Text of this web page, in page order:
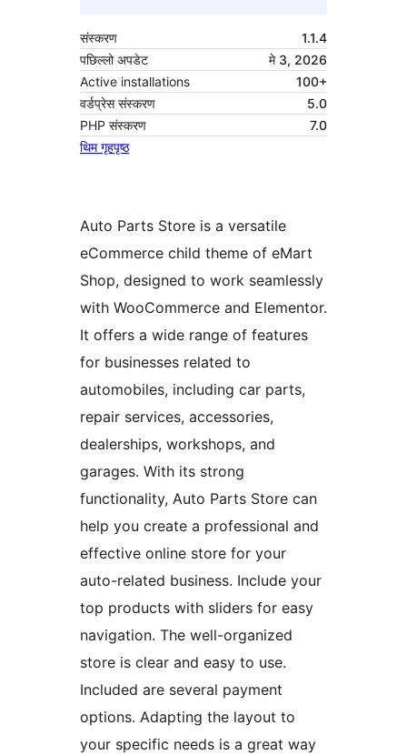
संस्करण
1.1.4
पछिल्लो अपडेट
मे 3, 2026
Active installations
100+
वर्डप्रेस संस्करण
5.0
PHP संस्करण
7.0
थिम गृहपृष्ठ
Auto Parts Store is a versatile
eCommerce child theme of eMart
Shop, designed to work seamlessly
with WooCommerce and Elementor.
It offers a wide range of features
for businesses related to
automobiles, including car parts,
repair services, accessories,
dealerships, workshops, and
garages. With its strong
functionality, Auto Parts Store can
help you create a professional and
effective online store for your
auto-related business. Include your
top products with sliders for easy
navigation. The well-organized
store is clear and easy to use.
Included are several payment
options. Adapting the layout to
your specific needs is a great way